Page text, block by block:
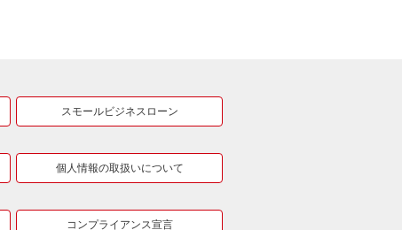
スモールビジネスローン
個人情報の取扱いについて
コンプライアンス宣言